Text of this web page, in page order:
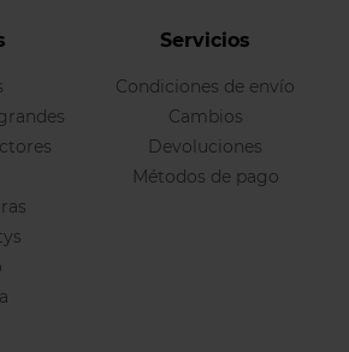
Servicios
Condiciones de envío
Cambios
Devoluciones
Métodos de pago